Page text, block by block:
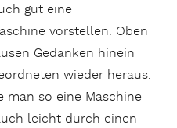
gut eine
vorstellen. Oben
Gedanken hinein
wieder heraus.
man so eine Maschine
leicht durch einen